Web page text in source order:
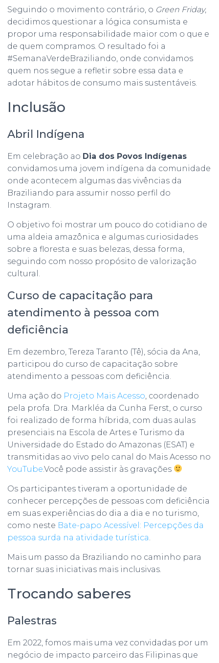
Seguindo o movimento contrário, o Green Friday,
decidimos questionar a lógica consumista e
propor uma responsabilidade maior com o que e
de quem compramos. O resultado foi a
#SemanaVerdeBraziliando, onde convidamos
quem nos segue a refletir sobre essa data e
adotar hábitos de consumo mais sustentáveis.
Inclusão
Abril Indígena
Em celebração ao Dia dos Povos Indígenas
convidamos uma jovem indígena da comunidade
onde acontecem algumas das vivências da
Braziliando para assumir nosso perfil do
Instagram.
O objetivo foi mostrar um pouco do cotidiano de
uma aldeia amazônica e algumas curiosidades
sobre a floresta e suas belezas, dessa forma,
seguindo com nosso propósito de valorização
cultural.
Curso de capacitação para
atendimento à pessoa com
deficiência
Em dezembro, Tereza Taranto (Tê), sócia da Ana,
participou do curso de capacitação sobre
atendimento a pessoas com deficiência.
Uma ação do Projeto Mais Acesso , coordenado
pela profa. Dra. Markléa da Cunha Ferst, o curso
foi realizado de forma híbrida, com duas aulas
presenciais na Escola de Artes e Turismo da
Universidade do Estado do Amazonas (ESAT) e
transmitidas ao vivo pelo canal do Mais Acesso no
YouTube.Você pode assistir às gravações
Os participantes tiveram a oportunidade de
conhecer percepções de pessoas com deficiência
em suas experiências do dia a dia e no turismo,
como neste Bate-papo Acessível: Percepções da
pessoa surda na atividade turística
Mais um passo da Braziliando no caminho para
tornar suas iniciativas mais inclusivas.
Trocando saberes
Palestras
Em 2022, fomos mais uma vez convidadas por um
negócio de impacto parceiro das Filipinas que